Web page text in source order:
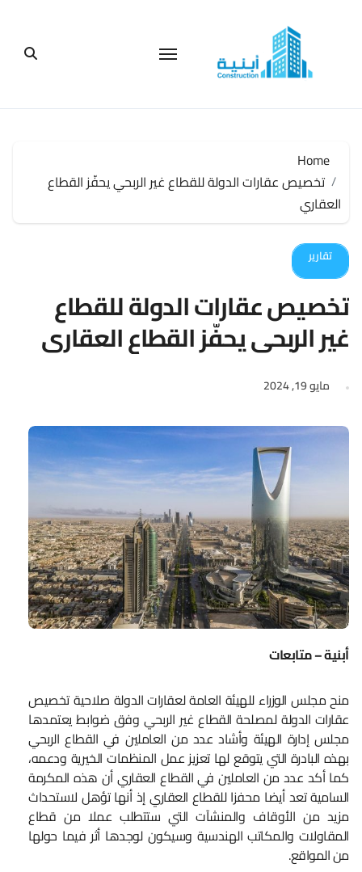
Home
تخصيص عقارات الدولة للقطاع غير الربحي يحفّز القطاع
العقاري
تقارير
تخصيص عقارات الدولة للقطاع
غير الربحي يحفّز القطاع العقاري
مايو 19, 2024
أبنية – متابعات
منح مجلس الوزراء للهيئة العامة لعقارات الدولة صلاحية تخصيص
عقارات الدولة لمصلحة القطاع غير الربحي وفق ضوابط يعتمدها
مجلس إدارة الهيئة وأشاد عدد من العاملين في القطاع الربحي
بهذه البادرة التي يتوقع لها تعزيز عمل المنظمات الخيرية ودعمه،
كما أكد عدد من العاملين في القطاع العقاري أن هذه المكرمة
السامية تعد أيضا محفزا للقطاع العقاري إذ أنها تؤهل لاستحداث
مزيد من الأوقاف والمنشآت التي ستتطلب عملا من قطاع
المقاولات والمكاتب الهندسية وسيكون لوجدها أثر فيما حولها
من المواقع.